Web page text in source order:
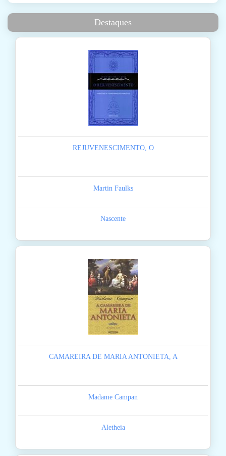
Destaques
REJUVENESCIMENTO, O
Martin Faulks
Nascente
CAMAREIRA DE MARIA ANTONIETA, A
Madame Campan
Aletheia